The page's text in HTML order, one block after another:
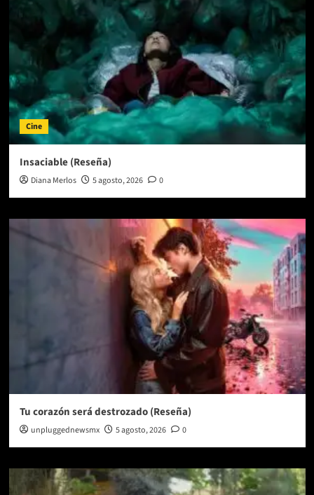
Cine
Insaciable (Reseña)
Diana Merlos 5 agosto, 2026 0
Tu corazón será destrozado (Reseña)
unpluggednewsmx 5 agosto, 2026 0